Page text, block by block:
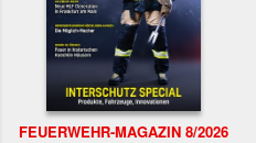
FEUERWEHR-MAGAZIN 8/2026